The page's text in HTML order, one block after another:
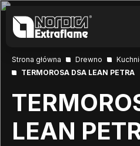
Strona główna Drewno
TERMOROSA DSA LEAN PETRA
LEAN